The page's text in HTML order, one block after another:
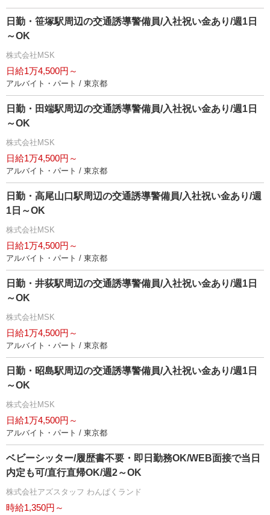
日勤・笹塚駅周辺の交通誘導警備員/入社祝い金あり/週1日
～OK
株式会社MSK
日給1万4,500円～
アルバイト・パート / 東京都
日勤・田端駅周辺の交通誘導警備員/入社祝い金あり/週1日
～OK
株式会社MSK
日給1万4,500円～
アルバイト・パート / 東京都
日勤・高尾山口駅周辺の交通誘導警備員/入社祝い金あり/週
1日～OK
株式会社MSK
日給1万4,500円～
アルバイト・パート / 東京都
日勤・井荻駅周辺の交通誘導警備員/入社祝い金あり/週1日
～OK
株式会社MSK
日給1万4,500円～
アルバイト・パート / 東京都
日勤・昭島駅周辺の交通誘導警備員/入社祝い金あり/週1日
～OK
株式会社MSK
日給1万4,500円～
アルバイト・パート / 東京都
ベビーシッター/履歴書不要・即日勤務OK/WEB面接で当日
内定も可/直行直帰OK/週2～OK
株式会社アズスタッフ わんぱくランド
時給1,350円～